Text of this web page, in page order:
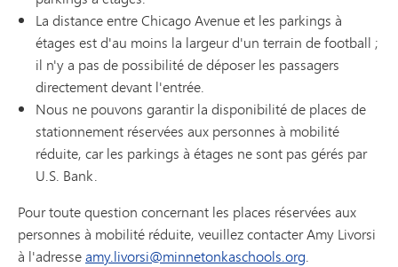
La distance entre Chicago Avenue et les parkings à
étages est d'au moins la largeur d'un terrain de football ;
il n'y a pas de possibilité de déposer les passagers
directement devant l'entrée.
Nous ne pouvons garantir la disponibilité de places de
stationnement réservées aux personnes à mobilité
réduite, car les parkings à étages ne sont pas gérés par
U.S. Bank.
Pour toute question concernant les places réservées aux
personnes à mobilité réduite, veuillez contacter Amy Livorsi
à l'adresseamy.livorsi@minnetonkaschools.org.